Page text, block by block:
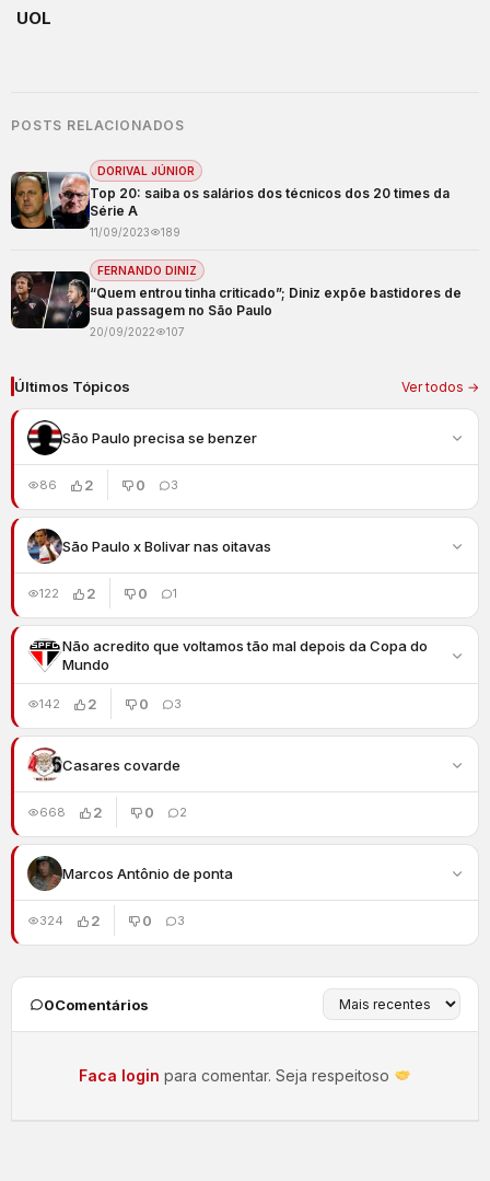
UOL
POSTS RELACIONADOS
DORIVAL JÚNIOR
Top 20: saiba os salários dos técnicos dos 20 times da
Série A
11/09/2023 189
FERNANDO DINIZ
“Quem entrou tinha criticado”; Diniz expõe bastidores de
sua passagem no São Paulo
20/09/2022 107
Últimos Tópicos Ver todos →
São Paulo precisa se benzer
86 2 0 3
São Paulo x Bolivar nas oitavas
122 2 0 1
Não acredito que voltamos tão mal depois da Copa do
Mundo
142 2 0 3
Casares covarde
668 2 0 2
Marcos Antônio de ponta
324 2 0 3
0Comentários
Faca login para comentar. Seja respeitoso